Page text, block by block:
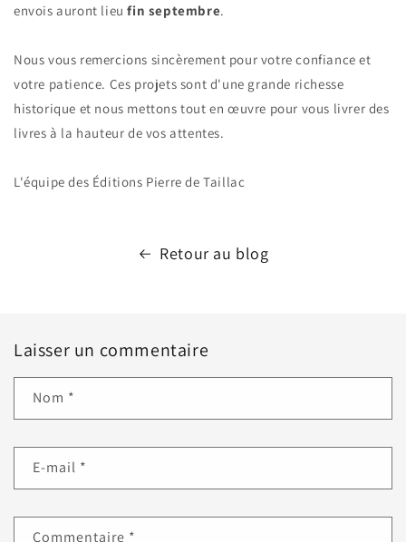
envois auront lieufin septembre.
Nous vous remercions sincèrement pour votre confiance et
votre patience. Ces projets sont d'une grande richesse
historique et nous mettons tout en œuvre pour vous livrer des
livres à la hauteur de vos attentes.
L'équipe des Éditions Pierre de Taillac
Retour au blog
Laisser un commentaire
Nom *
E-mail *
Commentaire *